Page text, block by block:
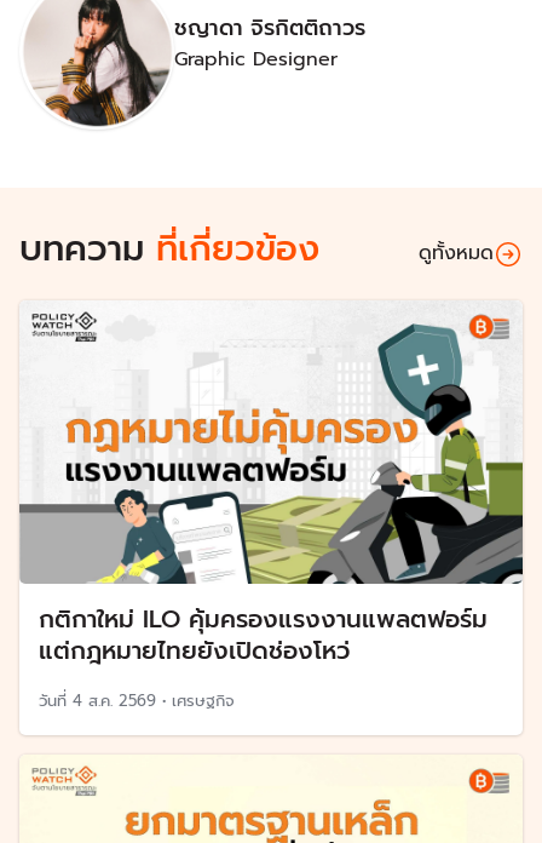
ชญาดา จิรกิตติถาวร
Graphic Designer
บทความ ที่เกี่ยวข้อง ดูทั้งหมด
กติกาใหม่ ILO คุ้มครองแรงงานแพลตฟอร์ม
แต่กฎหมายไทยยังเปิดช่องโหว่
วันที่ 4 ส.ค. 2569 • เศรษฐกิจ